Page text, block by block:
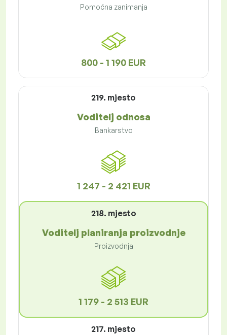
Pomoćna zanimanja
800 - 1 190 EUR
219. mjesto
Voditelj odnosa
Bankarstvo
1 247 - 2 421 EUR
218. mjesto
Voditelj planiranja proizvodnje
Proizvodnja
1 179 - 2 513 EUR
217. mjesto